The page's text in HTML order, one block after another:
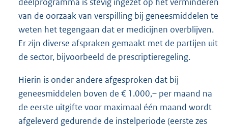
van de oorzaak van verspilling bij geneesmiddelen te
weten het tegengaan dat er medicijnen overblijven.
Er zijn diverse afspraken gemaakt met de partijen uit
de sector, bijvoorbeeld de prescriptieregeling.
Hierin is onder andere afgesproken dat bij
geneesmiddelen boven de € 1.000,– per maand na
de eerste uitgifte voor maximaal één maand wordt
afgeleverd gedurende de instelperiode (eerste zes